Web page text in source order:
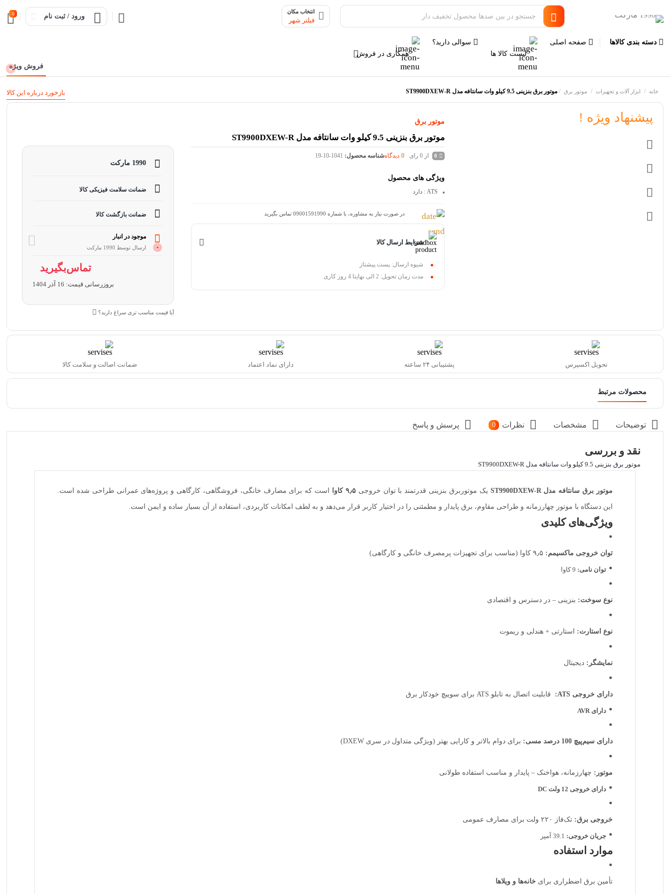
انتخاب مکان
فیلتر شهر
ورود / ثبت نام 0
دسته بندی کالاها
صفحه اصلی
لیست کالا ها
سوالی دارید؟
همکاری در فروش
فروش ویژه
بازخورد درباره این کالا خانه / ابزار آلات و تجهیزات / موتور برق /موتور برق بنزینی 9.5 کیلو وات سانتافه مدل ST9900DXEW-R
پیشنهاد ویژه ! موتور برق
موتور برق بنزینی 9.5 کیلو وات سانتافه مدل ST9900DXEW-R
0 از 0 رای 0 دیدگاهشناسه محصول: 19-10-1041
ویژگی های محصول
ATS : دارد
در صورت نیاز به مشاوره، با شماره 09001591990 تماس بگیرید
شرایط ارسال کالا
شیوه ارسال: پست پیشتاز
مدت زمان تحویل: 2 الی نهایتا 4 روز کاری
1990 مارکت
ضمانت سلامت فیزیکی کالا
ضمانت بازگشت کالا
موجود در انبار
ارسال توسط 1990 مارکت
تماس‌بگیرید
بروزرسانی قیمت: 16 آذر 1404
آیا قیمت مناسب تری سراغ دارید؟
تحویل اکسپرس پشتیبانی ۲۴ ساعته دارای نماد اعتماد ضمانت اصالت و سلامت کالا
محصولات مرتبط
توضیحات مشخصات نظرات 0 پرسش و پاسخ
نقد و بررسی
موتور برق بنزینی 9.5 کیلو وات سانتافه مدل ST9900DXEW-R
موتور برق سانتافه مدل ST9900DXEW-R یک موتوربرق بنزینی قدرتمند با توان خروجی۹٫۵ کاوا است که برای مصارف خانگی، فروشگاهی، کارگاهی و پروژه‌های عمرانی طراحی شده است.
این دستگاه با موتور چهارزمانه و طراحی مقاوم، برق پایدار و مطمئنی را در اختیار کاربر قرار می‌دهد و به لطف امکانات کاربردی، استفاده از آن بسیار ساده و ایمن است.
ویژگی‌های کلیدی
توان خروجی ماکسیمم:
توان نامی:
نوع سوخت: بنزینی – در دسترس و اقتصادی
نوع استارت: استارتی + هندلی و ریموت
نمایشگر: دیجیتال
دارای خروجی ATS: قابلیت اتصال به تابلو ATS برای سوییچ خودکار برق
دارای AVR
دارای سیم‌پیچ 100 درصد مسی: برای دوام بالاتر و کارایی بهتر (ویژگی متداول در سری DXEW)
موتور: چهارزمانه، هواخنک – پایدار و مناسب استفاده طولانی
دارای خروجی 12 ولت DC
خروجی برق: تک‌فاز ۲۲۰ ولت برای مصارف عمومی
جریان خروجی:
موارد استفاده
تأمین برق اضطراری برایخانه‌ها و ویلاها